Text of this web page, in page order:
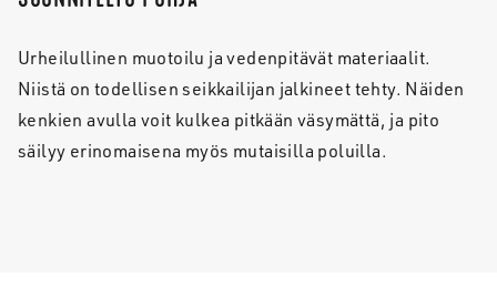
Urheilullinen muotoilu ja vedenpitävät materiaalit.
Niistä on todellisen seikkailijan jalkineet tehty. Näiden
kenkien avulla voit kulkea pitkään väsymättä, ja pito
säilyy erinomaisena myös mutaisilla poluilla.